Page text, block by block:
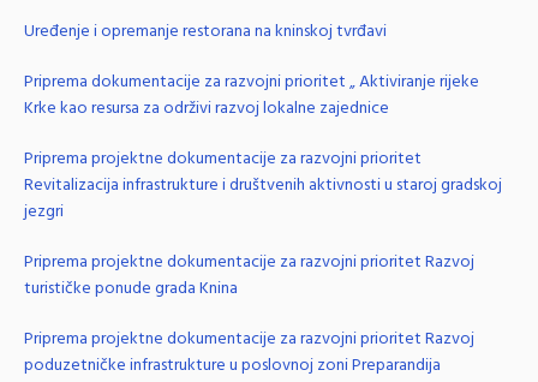
Uređenje i opremanje restorana na kninskoj tvrđavi
Priprema dokumentacije za razvojni prioritet „ Aktiviranje rijeke
Krke kao resursa za održivi razvoj lokalne zajednice
Priprema projektne dokumentacije za razvojni prioritet
Revitalizacija infrastrukture i društvenih aktivnosti u staroj gradskoj
jezgri
Priprema projektne dokumentacije za razvojni prioritet Razvoj
turističke ponude grada Knina
Priprema projektne dokumentacije za razvojni prioritet Razvoj
poduzetničke infrastrukture u poslovnoj zoni Preparandija